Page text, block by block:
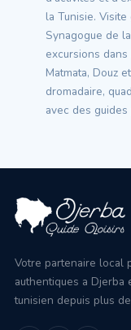
la Tunisie.
Synagogue de
excursions
Matmata, Douz
dromadaire,
avec des
Votre partenaire local
authentiques a Djerba
tunisien depuis plus